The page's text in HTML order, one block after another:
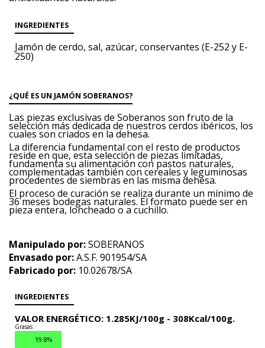
INGREDIENTES
Jamón de cerdo, sal, azúcar, conservantes (E-252 y E-
250)
¿QUÉ ES UN JAMÓN SOBERANOS?
Las piezas exclusivas de Soberanos son fruto de la
selección más dedicada de nuestros cerdos ibéricos, los
cuales son criados en la dehesa.
La diferencia fundamental con el resto de productos
reside en que, esta selección de piezas limitadas,
fundamenta su alimentación con pastos naturales,
complementadas también con cereales y leguminosas
procedentes de siembras en las misma dehesa.
El proceso de curación se realiza durante un mínimo de
36 meses bodegas naturales. El formato puede ser en
pieza entera, loncheado o a cuchillo.
Manipulado por:SOBERANOS
Envasado por:A.S.F. 901954/SA
Fabricado por: 10.02678/SA
INGREDIENTES
VALOR ENERGÉTICO: 1.285KJ/100g - 308Kcal/100g.
Grasas
19.8%